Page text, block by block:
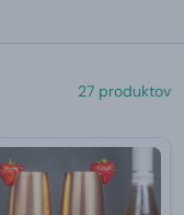
27 produktov